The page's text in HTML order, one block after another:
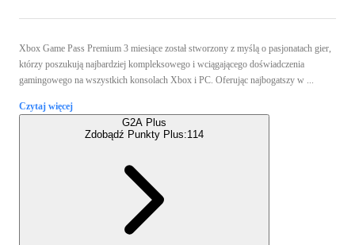
Xbox Game Pass Premium 3 miesiące został stworzony z myślą o pasjonatach gier,
którzy poszukują najbardziej kompleksowego i wciągającego doświadczenia
gamingowego na wszystkich konsolach Xbox i PC. Oferując najbogatszy w ...
Czytaj więcej
G2A Plus
Zdobądź Punkty Plus:114